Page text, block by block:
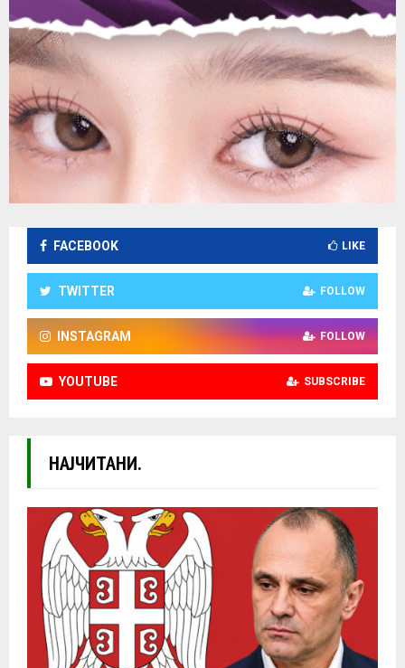
FACEBOOK LIKE
TWITTER FOLLOW
INSTAGRAM FOLLOW
YOUTUBE SUBSCRIBE
НАЈЧИТАНИ.